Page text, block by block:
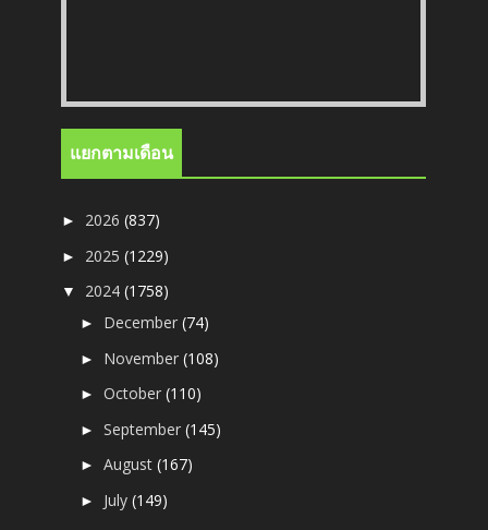
แยกตามเดือน
► 2026(837)
► 2025(1229)
▼ 2024(1758)
► December(74)
► November(108)
►October(110)
►September(145)
►August(167)
► July(149)